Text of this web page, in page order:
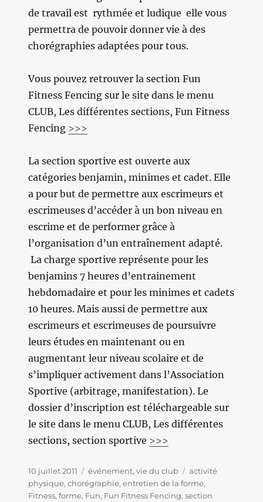
de travail est rythmée et ludique elle vous
permettra de pouvoir donner vie à des
chorégraphies adaptées pour tous.
Vous pouvez retrouver la section Fun
Fitness Fencing sur le site dans le menu
CLUB, Les différentes sections, Fun Fitness
Fencing >>>
La section sportive est ouverte aux
catégories benjamin, minimes et cadet. Elle
a pour but de permettre aux escrimeurs et
escrimeuses d’accéder à un bon niveau en
escrime et de performer grâce à
l’organisation d’un entraînement adapté.
La charge sportive représente pour les
benjamins 7 heures d’entrainement
hebdomadaire et pour les minimes et cadets
10 heures. Mais aussi de permettre aux
escrimeurs et escrimeuses de poursuivre
leurs études en maintenant ou en
augmentant leur niveau scolaire et de
s’impliquer activement dans l’Association
Sportive (arbitrage, manifestation). Le
dossier d’inscription est téléchargeable sur
le site dans le menu CLUB, Les différentes
sections, section sportive >>>
Publié
le
10 juillet 2011 Catégories
événement, vie du club Étiquettes
activité
physique, chorégraphie, entretien de la forme,
Fitness, forme, Fun, Fun Fitness Fencing, section